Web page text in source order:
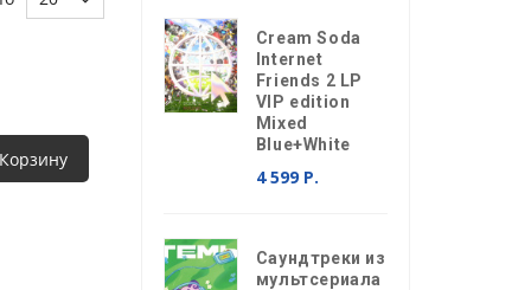
Cream Soda
Internet
Friends 2 LP
VIP edition
Mixed
Blue+White
4 599 Р.
Саундтреки из
мультсериала